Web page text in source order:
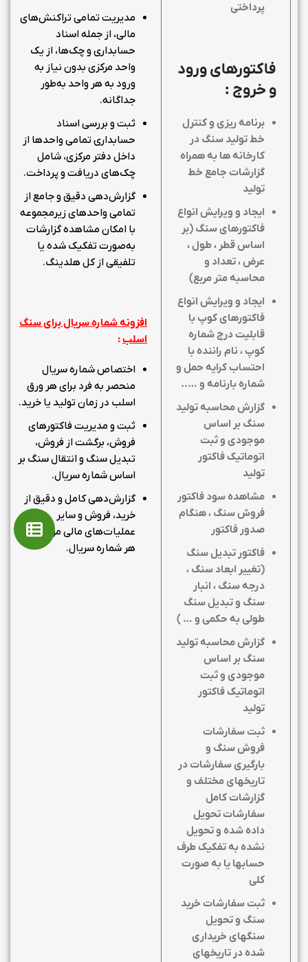
پرداختی
فاکتورهای ورود
و خروج :
برنامه ریزی و کنترل
خط تولید سنگ در
کارخانه ها به همراه
گزارشات جامع خط
تولید
ایجاد و ویرایش انواع
فاکتورهای سنگ (بر
اساس قطر ، طول ،
عرض ، تعداد و
محاسبه متر مربع)
ایجاد و ویرایش انواع
فاکتورهای کوپ با
قابلیت درج شماره
کوپ ، نام راننده با
احتساب کرایه حمل و
شماره بارنامه و …..
گزارش محاسبه تولید
سنگ بر اساس
موجودی و ثبت
اتوماتیک فاکتور
تولید
مشاهده سود فاکتور
فروش سنگ ، هنگام
صدور فاکتور
فاکتور تبدیل سنگ
(تغییر ابعاد سنگ ،
درجه سنگ ، انبار
سنگ و تبدیل سنگ
طولی به حکمی و … )
گزارش محاسبه تولید
سنگ بر اساس
موجودی و ثبت
اتوماتیک فاکتور
تولید
ثبت سفارشات
فروش سنگ و
بارگیری سفارشات در
تاریخهای مختلف و
گزارشات کامل
سفارشات تحویل
داده شده و تحویل
نشده به تفکیک طرف
حسابها یا به صورت
کلی
ثبت سفارشات خرید
سنگ و تحویل
سنگهای خریداری
شده در تاریخهای
مدیریت تمامی تراکنش‌های
مالی، از جمله اسناد
حسابداری و چک‌ها، از یک
واحد مرکزی بدون نیاز به
ورود به هر واحد به‌طور
جداگانه.
ثبت و بررسی اسناد
حسابداری تمامی واحدها از
داخل دفتر مرکزی، شامل
چک‌های دریافت و پرداخت.
گزارش‌دهی دقیق و جامع از
تمامی واحدهای زیرمجموعه
با امکان مشاهده گزارشات
به‌صورت تفکیک شده یا
تلفیقی از کل هلدینگ.
افزونه شماره سریال برای سنگ
اسلب:
اختصاص شماره سریال
منحصر به فرد برای هر ورق
اسلب در زمان تولید یا خرید.
ثبت و مدیریت فاکتورهای
فروش، برگشت از فروش،
تبدیل سنگ و انتقال سنگ بر
اساس شماره سریال.
گزارش‌دهی کامل و دقیق از
خرید، فروش و سایر
عملیات‌های مالی مرتبط با
هر شماره سریال.